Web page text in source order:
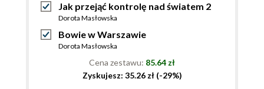
Jak przejąć kontrolę nad światem 2
Dorota Masłowska
Bowie w Warszawie
Dorota Masłowska
Cena zestawu: 85.64 zł
Zyskujesz: 35.26 zł (-29%)